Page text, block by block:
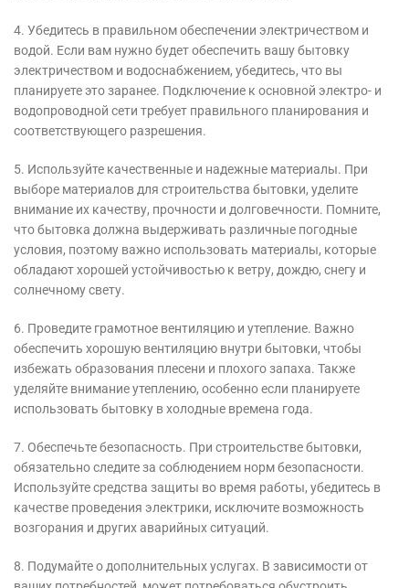
4. Убедитесь в правильном обеспечении электричеством и
водой. Если вам нужно будет обеспечить вашу бытовку
электричеством и водоснабжением, убедитесь, что вы
планируете это заранее. Подключение к основной электро- и
водопроводной сети требует правильного планирования и
соответствующего разрешения.
5. Используйте качественные и надежные материалы. При
выборе материалов для строительства бытовки, уделите
внимание их качеству, прочности и долговечности. Помните,
что бытовка должна выдерживать различные погодные
условия, поэтому важно использовать материалы, которые
обладают хорошей устойчивостью к ветру, дождю, снегу и
солнечному свету.
6. Проведите грамотное вентиляцию и утепление. Важно
обеспечить хорошую вентиляцию внутри бытовки, чтобы
избежать образования плесени и плохого запаха. Также
уделяйте внимание утеплению, особенно если планируете
использовать бытовку в холодные времена года.
7. Обеспечьте безопасность. При строительстве бытовки,
обязательно следите за соблюдением норм безопасности.
Используйте средства защиты во время работы, убедитесь в
качестве проведения электрики, исключите возможность
возгорания и других аварийных ситуаций.
8. Подумайте о дополнительных услугах. В зависимости от